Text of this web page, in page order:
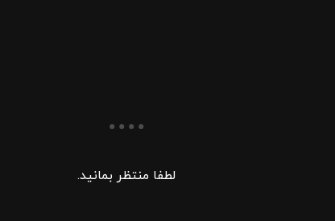
لطفا منتظر بمانید.